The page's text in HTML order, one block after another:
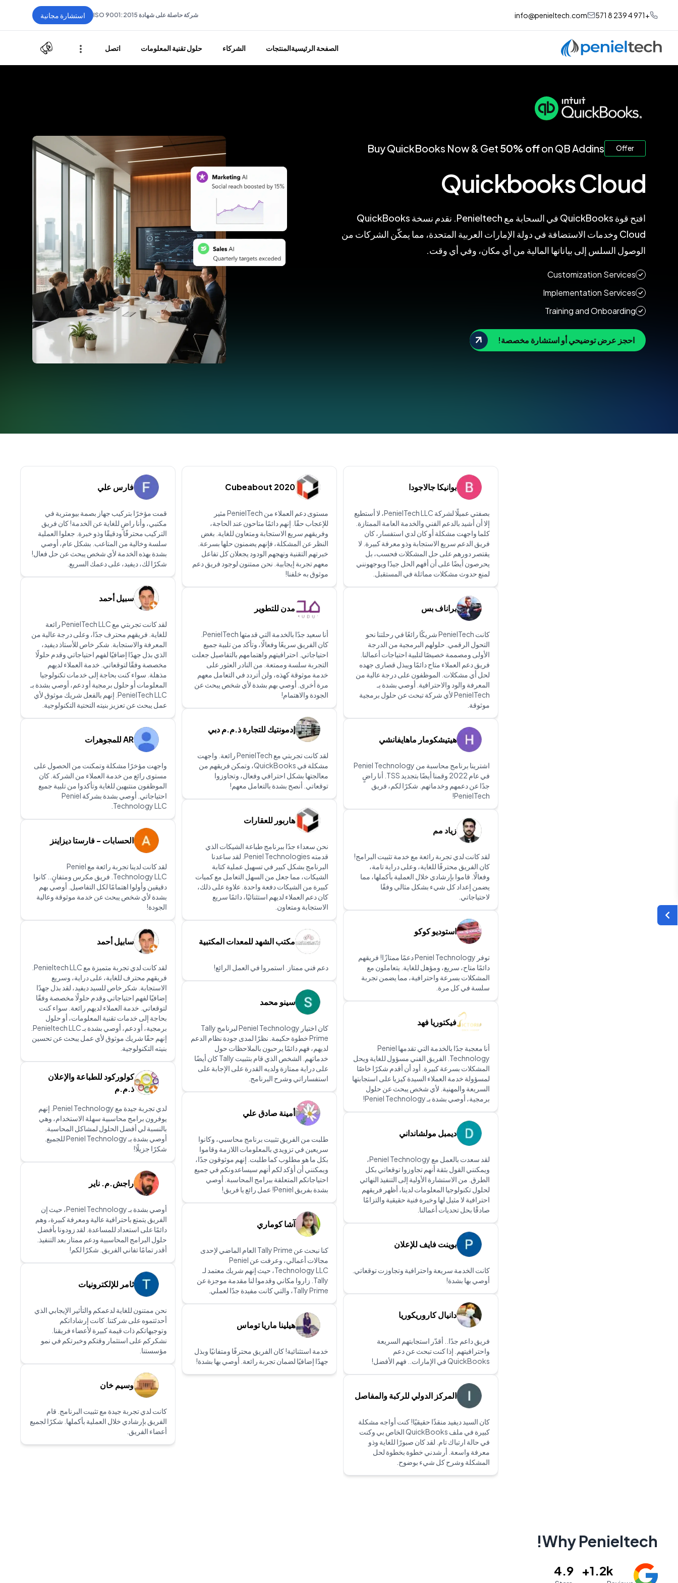
+971 4 239 8 571
info@penieltech.com شركة حاصلة على شهادة ISO 9001:2015 استشارة مجانية
الصفحة الرئيسيةالمنتجات الشركاء حلول تقنية المعلومات اتصل
Offer
Buy QuickBooks Now & Get 50% offon QB Addins
Quickbooks Cloud
افتح قوة QuickBooks في السحابة مع Penieltech. نقدم نسخة QuickBooks
Cloud وخدمات الاستضافة في دولة الإمارات العربية المتحدة، مما يمكّن الشركات من
الوصول السلس إلى بياناتها المالية من أي مكان، وفي أي وقت.
Customization Services
Implementation Services
Training and Onboarding
احجز عرض توضيحي أو استشارة مخصصة!
Why Penieltech!
1.2k+
4.9
بوانيكا جالاجودا
بصفتي عميلًا لشركة PenielTech LLC، لا أستطيع
إلا أن أشيد بالدعم الفني والخدمة العامة الممتازة.
كلما واجهت مشكلة أو كان لدي استفسار، كان
فريق الدعم سريع الاستجابة وذو معرفة كبيرة. لا
يقتصر دورهم على حل المشكلات فحسب، بل
يحرصون أيضًا على أن أفهم الحل جيدًا ويوجهونني
لمنع حدوث مشكلات مماثلة في المستقبل.
براناف بس
كانت PenielTech شريكًا رائعًا في رحلتنا نحو
التحول الرقمي. حلولهم البرمجية من الدرجة
الأولى ومصممة خصيصًا لتلبية احتياجات أعمالنا.
فريق دعم العملاء متاح دائمًا ويبذل قصارى جهده
لحل أي مشكلات. الموظفون على درجة عالية من
المعرفة والود والاحترافية. أوصي بشدة بـ
PenielTech لأي شركة تبحث عن حلول برمجية
موثوقة.
هيتيشكومار ماهايفانشي
اشترينا برنامج محاسبة من Peniel Technology
في عام 2022 وقمنا أيضًا بتجديد TSS. أنا راضٍ
جدًا عن دعمهم وخدماتهم. شكرًا لكم، فريق
PenielTech!
زياد مم
لقد كانت لدي تجربة رائعة مع خدمة تثبيت البرامج!
كان الفريق محترفًا للغاية، وعلى دراية تامة،
وفعالًا. قاموا بإرشادي خلال العملية بأكملها، مما
يضمن إعداد كل شيء بشكل مثالي وفقًا
لاحتياجاتي.
استوديو كوكو
توفر Peniel Technology دعمًا ممتازًا! فريقهم
دائمًا متاح، سريع، ومؤهل للغاية. يتعاملون مع
المشكلات بسرعة واحترافية، مما يضمن تجربة
سلسة في كل مرة.
فيكتوريا فهد
أنا معجبة جدًا بالخدمة التي تقدمها Peniel
Technology. الفريق الفني مسؤول للغاية ويحل
المشكلات بسرعة كبيرة. أود أن أقدم شكرًا خاصًا
لمسؤولة خدمة العملاء السيدة كيزيا على استجابتها
السريعة والمهنية. لأي شخص يبحث عن حلول
برمجية، أوصي بشدة بـ Peniel Technology!
ديمبل مولشانداني
لقد سعدت بالعمل مع Peniel Technology،
ويمكنني القول بثقة أنهم تجاوزوا توقعاتي بكل
الطرق. من الاستشارة الأولية إلى التنفيذ النهائي
لحلول تكنولوجيا المعلومات لدينا، أظهر فريقهم
احترافية لا مثيل لها وخبرة فنية حقيقية والتزامًا
صادقًا بحل تحديات أعمالنا.
بوينت فايف للإعلان
كانت الخدمة سريعة واحترافية وتجاوزت توقعاتي.
أوصي بها بشدة!
دانيال كاروريكوريا
فريق داعم جدًا.. أقدّر استجابتهم السريعة
واحترافيتهم. إذا كنت تبحث عن دعم
QuickBooks في الإمارات.. فهم الأفضل!
المركز الدولي للركبة والمفاصل
كان السيد ديفيد منقذًا حقيقيًا! كنت أواجه مشكلة
كبيرة في ملف QuickBooks الخاص بي وكنت
في حالة ارتباك تام. لقد كان صبورًا للغاية وذو
معرفة واسعة. أرشدني خطوة بخطوة لحل
المشكلة وشرح كل شيء بوضوح.
Cubeabout 2020
مستوى دعم العملاء من PenielTech مثير
للإعجاب حقًا. إنهم دائمًا متاحون عند الحاجة،
وفريقهم سريع الاستجابة ومتعاون للغاية. بغض
النظر عن المشكلة، فإنهم يضمنون حلها بسرعة.
خبرتهم التقنية ونهجهم الودود يجعلان كل تفاعل
معهم تجربة إيجابية. نحن ممتنون لوجود فريق دعم
موثوق به خلفنا!
مدن للتطوير
كان الفريق سريعًا وفعالًا، وتأكد من تلبية جميع
احتياجاتي. احترافيتهم واهتمامهم بالتفاصيل جعلت
التجربة سلسة وممتعة. من النادر العثور على
خدمة موثوقة كهذه، ولن أتردد في التعامل معهم
مرة أخرى. أوصي بهم بشدة لأي شخص يبحث عن
الجودة والاهتمام!
إدمونتيك للتجارة ذ.م.م دبي
لقد كانت تجربتي مع PenielTech رائعة. واجهت
مشكلة في QuickBooks، وتمكن فريقهم من
معالجتها بشكل احترافي وفعال، وتجاوزوا
توقعاتي. أنصح بشدة بالتعامل معهم!
هاربور للعقارات
نحن سعداء جدًا ببرنامج طباعة الشيكات الذي
قدمته Peniel Technologies. لقد ساعدنا
البرنامج بشكل كبير في تسهيل عملية كتابة
الشيكات، مما جعل من السهل التعامل مع كميات
كبيرة من الشيكات دفعة واحدة. علاوة على ذلك،
كان دعم العملاء لديهم استثنائيًا، دائمًا سريع
الاستجابة ومتعاون.
مكتب الشهد للمعدات المكتبية
دعم فني ممتاز. استمروا في العمل الرائع!
سينو محمد
كان اختيار Peniel Technology لبرنامج Tally
Prime خطوة حكيمة. نظرًا لمدى جودة نظام الدعم
لديهم، فهم دائمًا يرحبون بالملاحظات حول
خدماتهم. الشخص الذي قام بتثبيت Tally كان أيضًا
على دراية ممتازة ولديه القدرة على الإجابة على
استفساراتي وشرح البرنامج.
أمينة صادق علي
طلبت من الفريق تثبيت برنامج محاسبي، وكانوا
سريعين في تزويدي بالمعلومات اللازمة وقاموا
بكل ما هو مطلوب كما طلبت. إنهم موثوقون جدًا،
ويمكنني أن أؤكد لكم أنهم سيساعدونكم في جميع
احتياجاتكم المتعلقة ببرامج المحاسبة. أوصي
بشدة بفريق Peniel! عمل رائع يا فريق!
آشا كوماري
كنا نبحث عن Tally Prime العام الماضي لإحدى
مجالات أعمالي، وعرفت عن Peniel
Technology LLC، حيث إنهم شريك معتمد لـ
Tally. زاروا مكاني وقدموا لنا مقدمة موجزة عن
Tally Prime، والتي كانت مفيدة جدًا لعملي.
هيلينا ماريا توماس
خدمة استثنائية! كان الفريق محترفًا ومتفانيًا وبذل
جهدًا إضافيًا لضمان تجربة رائعة. أوصي بها بشدة!
فارس علي
قمت مؤخرًا بتركيب جهاز بصمة بيومترية في
مكتبي، وأنا راضٍ للغاية عن الخدمة! كان فريق
التركيب محترفًا ودقيقًا وذو خبرة. جعلوا العملية
سلسة وخالية من المتاعب. بشكل عام، أوصي
بشدة بهذه الخدمة لأي شخص يبحث عن حل فعال!
شكرًا لك، ديفيد، على دعمك السريع.
سبيل أحمد
لقد كانت تجربتي مع PenielTech LLC رائعة
للغاية. فريقهم محترف جدًا، وعلى درجة عالية من
المعرفة والاستجابة. شكر خاص للأستاذ ديفيد،
الذي بذل جهدًا إضافيًا لفهم احتياجاتي وقدم حلولًا
مخصصة وفقًا لتوقعاتي. خدمة العملاء لديهم
مذهلة. سواء كنت بحاجة إلى خدمات تكنولوجيا
المعلومات أو حلول برمجية أو دعم، أوصي بشدة بـ
PenielTech LLC. إنهم بالفعل شريك موثوق لأي
عمل يبحث عن تعزيز بنيته التحتية التكنولوجية.
AR للمجوهرات
واجهت مؤخرًا مشكلة وتمكنت من الحصول على
مستوى رائع من خدمة العملاء من الشركة. كان
الموظفون منتبهين للغاية وتأكدوا من تلبية جميع
احتياجاتي. أوصي بشدة بشركة Peniel
Technology LLC.
الحسابات - فارستا ديزاينز
لقد كانت لدينا تجربة رائعة مع Peniel
Technology LLC. فريق مكرس ومتفانٍ.. كانوا
دقيقين وأولوا اهتمامًا لكل التفاصيل. أوصي بهم
بشدة لأي شخص يبحث عن خدمة موثوقة وعالية
الجودة!
سابيل أحمد
فريقهم محترف للغاية، على دراية، وسريع
الاستجابة. شكر خاص للسيد ديفيد، لقد بذل جهدًا
إضافيًا لفهم احتياجاتي وقدم حلولًا مخصصة وفقًا
لتوقعاتي. خدمة العملاء لديهم رائعة. سواء كنت
بحاجة إلى خدمات تقنية المعلومات، أو حلول
إنهم حقًا شريك موثوق لأي عمل يبحث عن تحسين
بنيته التكنولوجية.
كولوركود للطباعة والإعلان
ذ.م.م
لدي تجربة جيدة مع Peniel Technology. إنهم
يوفرون برامج محاسبية سهلة الاستخدام، وهي
بالنسبة لي أفضل الحلول لمشاكل المحاسبة.
أوصي بشدة بـ Peniel Technology للجميع.
شكرًا جزيلًا!
راجش.م. ناير
أوصي بشدة بـ Peniel Technology، حيث إن
الفريق يتمتع باحترافية عالية ومعرفة كبيرة، وهم
دائمًا على استعداد للمساعدة. لقد زودونا بأفضل
حلول البرامج المحاسبية ودعم ممتاز بعد التنفيذ.
أقدر تمامًا تفاني الفريق. شكرًا لكم!
ثامر للإلكترونيات
نحن ممتنون للغاية لدعمكم والتأثير الإيجابي الذي
أحدثتموه على شركتنا. كانت إرشاداتكم
وتوجيهاتكم ذات قيمة كبيرة لأعضاء فريقنا.
نشكركم على استثمار وقتكم وخبرتكم في نمو
مؤسستنا.
وسيم خان
كانت لدي تجربة جيدة مع تثبيت البرنامج. قام
الفريق بإرشادي خلال العملية بأكملها. شكرًا لجميع
أعضاء الفريق.